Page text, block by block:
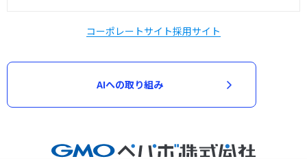
コーポレートサイト採用サイト
AIへの取り組み